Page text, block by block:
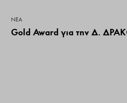
ΝΕΑ
Gold Award για την Δ.